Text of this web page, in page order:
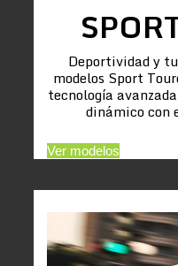
Deportividad y
modelos Sport
tecnología
dinámico con
Ver modelos